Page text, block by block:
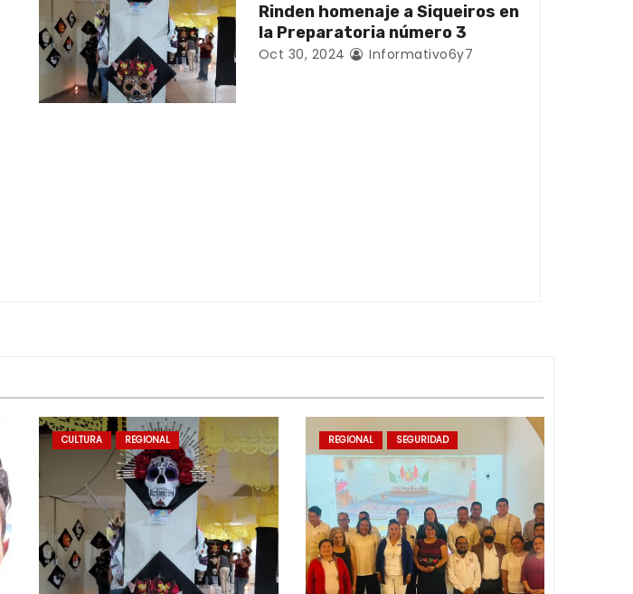
Rinden homenaje a Siqueiros en
la Preparatoria número 3
Oct 30, 2024 Informativo6y7
CULTURA REGIONAL REGIONAL SEGURIDAD